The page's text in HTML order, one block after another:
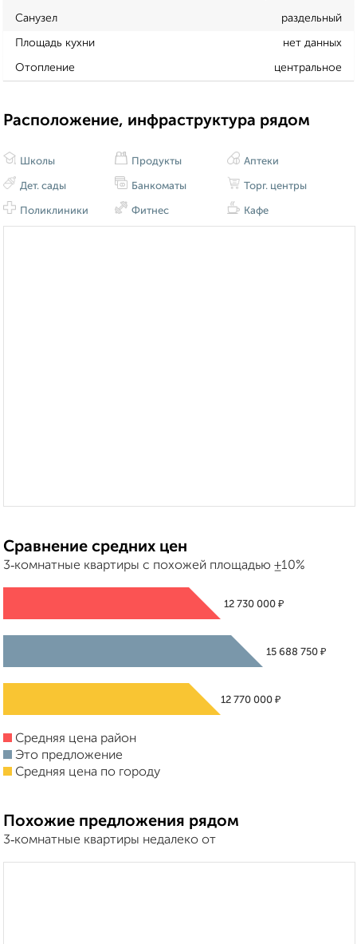
Санузел раздельный
Площадь кухни нет данных
Отопление центральное
Расположение, инфраструктура рядом
Школы
Дет. сады
Поликлиники
Продукты
Банкоматы
Фитнес
Аптеки
Торг. центры
Кафе
Сравнение средних цен
3‑комнатные квартиры с похожей площадью ±10%
12 730 000₽
15 688 750 ₽
12 770 000₽
Средняя цена район
Это предложение
Средняя цена по городу
Похожие предложения рядом
3‑комнатные квартиры недалеко от